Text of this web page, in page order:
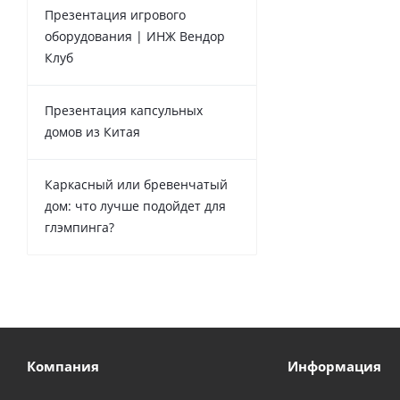
Презентация игрового
оборудования | ИНЖ Вендор
Клуб
Презентация капсульных
домов из Китая
Каркасный или бревенчатый
дом: что лучше подойдет для
глэмпинга?
Компания Информация